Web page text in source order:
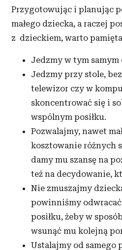
Przygotowując i planując
małego dziecka, a raczej
z dzieckiem, warto
Jedzmy w tym samym
Jedzmy przy stole,
telewizor czy w
skoncentrować się i
wspólnym posiłku.
Pozwalajmy, nawet
kosztowanie różnych
damy mu szansę na
też na decydowanie,
Nie zmuszajmy
powinniśmy
posiłku, żeby w
wsunąć mu kolejną
Ustalajmy od samego